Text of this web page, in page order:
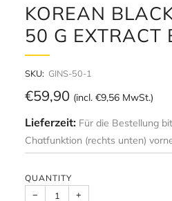
KOREAN
50 G EXTRACT
SKU: GINS-50-1
Regular
price
€59,90 (incl. €9,56 MwSt.)
Lieferzeit: Für die Bestellung
Chatfunktion (rechts unten)
QUANTITY
− +